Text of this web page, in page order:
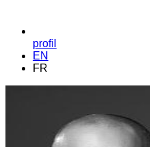
profil
EN
FR